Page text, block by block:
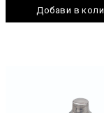
Добави в